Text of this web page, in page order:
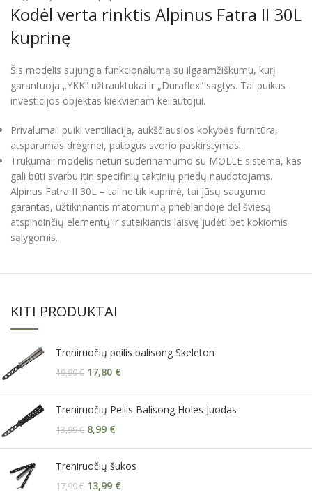
Kodėl verta rinktis Alpinus Fatra II 30L
kuprinę
Šis modelis sujungia funkcionalumą su ilgaamžiškumu, kurį
garantuoja „YKK“ užtrauktukai ir „Duraflex“ sagtys. Tai puikus
investicijos objektas kiekvienam keliautojui.
Privalumai: puiki ventiliacija, aukščiausios kokybės furnitūra,
atsparumas drėgmei, patogus svorio paskirstymas.
Trūkumai: modelis neturi suderinamumo su MOLLE sistema, kas
gali būti svarbu itin specifinių taktinių priedų naudotojams.
Alpinus Fatra II 30L – tai ne tik kuprinė, tai jūsų saugumo
garantas, užtikrinantis matomumą prieblandoje dėl šviesą
atspindinčių elementų ir suteikiantis laisvę judėti bet kokiomis
sąlygomis.
KITI PRODUKTAI
Treniruočių peilis balisong Skeleton
19,99€ 17,80 €
Treniruočių Peilis Balisong Holes Juodas
13,99€ 8,99 €
Treniruočių šukos
17,99€ 13,99 €